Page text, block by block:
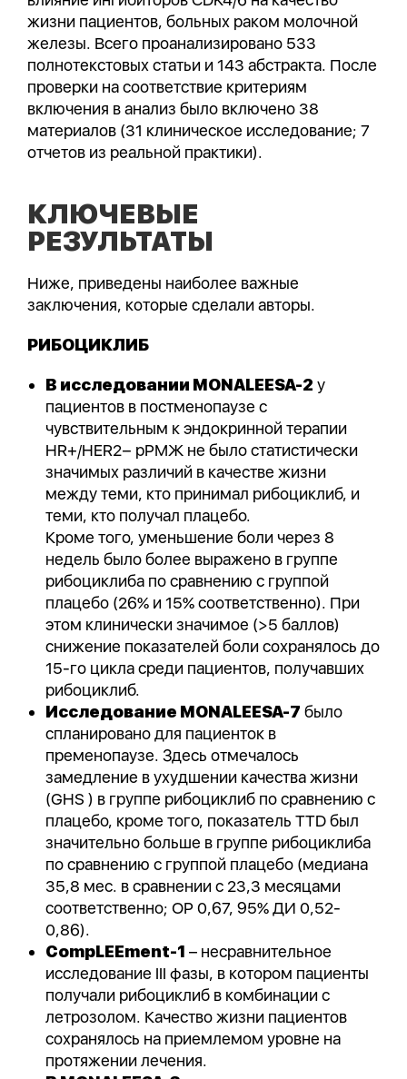
жизни пациентов, больных раком молочной
железы. Всего проанализировано 533
полнотекстовых статьи и 143 абстракта. После
проверки на соответствие критериям
включения в анализ было включено 38
материалов (31 клиническое исследование; 7
отчетов из реальной практики).
КЛЮЧЕВЫЕ
РЕЗУЛЬТАТЫ
Ниже, приведены наиболее важные
заключения, которые сделали авторы.
РИБОЦИКЛИБ
В исследовании MONALEESA-2 у
пациентов в постменопаузе с
чувствительным к эндокринной терапии
HR+/HER2− рРМЖ не было статистически
значимых различий в качестве жизни
между теми, кто принимал рибоциклиб, и
теми, кто получал плацебо.
Кроме того, уменьшение боли через 8
недель было более выражено в группе
рибоциклиба по сравнению с группой
плацебо (26% и 15% соответственно). При
этом клинически значимое (>5 баллов)
снижение показателей боли сохранялось до
15-го цикла среди пациентов, получавших
рибоциклиб.
Исследование MONALEESA-7 было
спланировано для пациенток в
пременопаузе. Здесь отмечалось
замедление в ухудшении качества жизни
(GHS ) в группе рибоциклиб по сравнению с
плацебо, кроме того, показатель TTD был
значительно больше в группе рибоциклиба
по сравнению с группой плацебо (медиана
35,8 мес. в сравнении с 23,3 месяцами
соответственно; ОР 0,67, 95% ДИ 0,52-
0,86).
CompLEEment-1 – несравнительное
исследование III фазы, в котором пациенты
получали рибоциклиб в комбинации с
летрозолом. Качество жизни пациентов
сохранялось на приемлемом уровне на
протяжении лечения.